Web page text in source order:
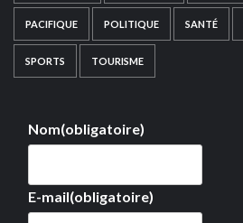
PACIFIQUE POLITIQUE SANTÉ
SPORTS TOURISME
Nom(obligatoire)
E-mail(obligatoire)